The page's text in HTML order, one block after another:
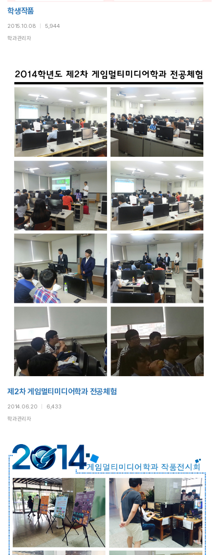
학생작품
2015.10.08
5,944
학과관리자
제2차 게임멀티미디어학과 전공체험
2014.06.20
6,433
학과관리자